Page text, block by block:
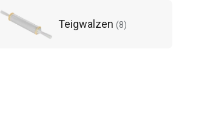
Teigwalzen (8)